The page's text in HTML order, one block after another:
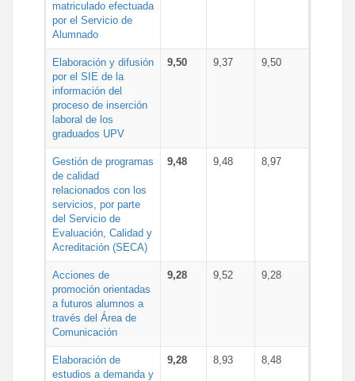
matriculado efectuada
por el Servicio de
Alumnado
Elaboración y difusión
por el SIE de la
información del
proceso de inserción
laboral de los
graduados UPV
9,50 9,37 9,50
Gestión de programas
de calidad
relacionados con los
servicios, por parte
del Servicio de
Evaluación, Calidad y
Acreditación (SECA)
9,48 9,48 8,97
Acciones de
promoción orientadas
a futuros alumnos a
través del Área de
Comunicación
9,28 9,52 9,28
Elaboración de
estudios a demanda y
9,28 8,93 8,48